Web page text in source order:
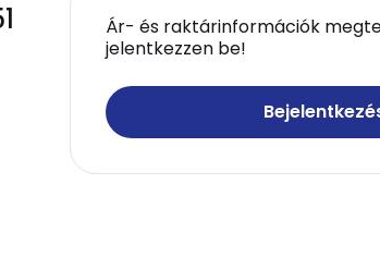
Ár- és raktárinformációk
jelentkezzen be!